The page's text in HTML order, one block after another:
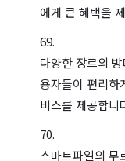
에게 큰 혜택을
다양한 장르의
용자들이 편리하
비스를 제공합니
스마트파일의 무